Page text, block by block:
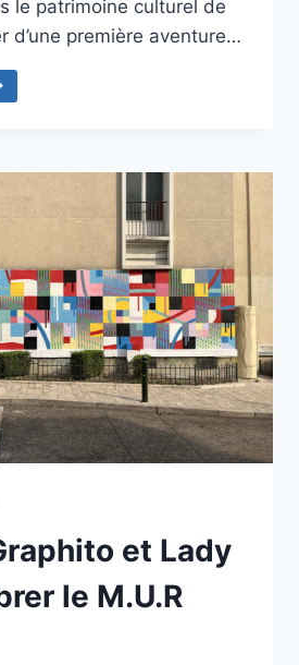
le patrimoine culturel de
d’une première aventure…
et Lady
le M.U.R